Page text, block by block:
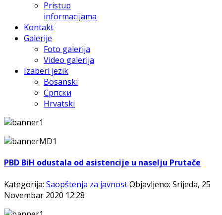
Pristup
informacijama
Kontakt
Galerije
Foto galerija
Video galerija
Izaberi jezik
Bosanski
Српски
Hrvatski
PBD BiH odustala od asistencije u naselju Prutače
Kategorija: Saopštenja za javnostObjavljeno: Srijeda, 25
Novembar 2020 12:28